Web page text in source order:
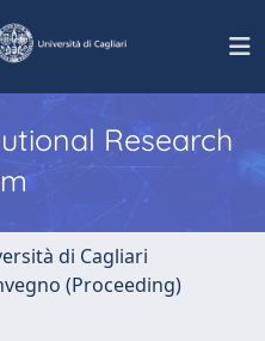
Research
di Cagliari
(Proceeding)